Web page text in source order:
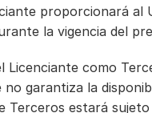
proporcionará al
la vigencia del
Licenciante como
no garantiza la
Terceros estará